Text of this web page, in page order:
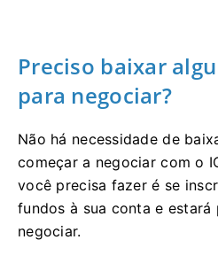
Preciso baixar
para negociar?
Não há necessidade de
começar a negociar com o
você precisa fazer é se
fundos à sua conta e
negociar.